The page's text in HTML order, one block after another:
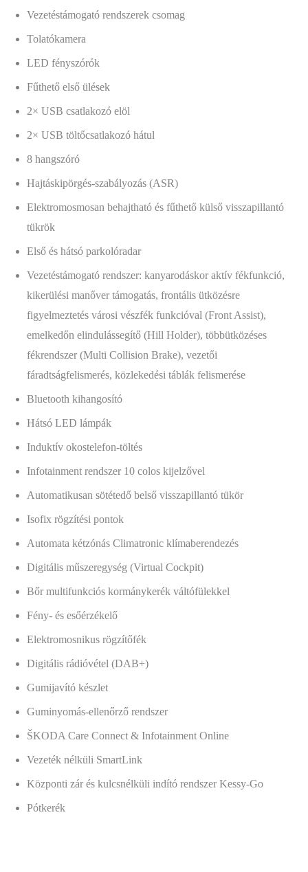
Vezetéstámogató rendszerek csomag
Tolatókamera
LED fényszórók
Fűthető első ülések
2× USB csatlakozó elöl
2× USB töltőcsatlakozó hátul
8 hangszóró
Hajtáskipörgés-szabályozás (ASR)
Elektromosmosan behajtható és fűthető külső visszapillantó
tükrök
Első és hátsó parkolóradar
Vezetéstámogató rendszer: kanyarodáskor aktív fékfunkció,
kikerülési manőver támogatás, frontális ütközésre
figyelmeztetés városi vészfék funkcióval (Front Assist),
emelkedőn elindulássegítő (Hill Holder), többütközéses
fékrendszer (Multi Collision Brake), vezetői
fáradtságfelismerés, közlekedési táblák felismerése
Bluetooth kihangosító
Hátsó LED lámpák
Induktív okostelefon-töltés
Infotainment rendszer 10 colos kijelzővel
Automatikusan sötétedő belső visszapillantó tükör
Isofix rögzítési pontok
Automata kétzónás Climatronic klímaberendezés
Digitális műszeregység (Virtual Cockpit)
Bőr multifunkciós kormánykerék váltófülekkel
Fény- és esőérzékelő
Elektromosnikus rögzítőfék
Digitális rádióvétel (DAB+)
Gumijavító készlet
Guminyomás-ellenőrző rendszer
ŠKODA Care Connect & Infotainment Online
Vezeték nélküli SmartLink
Központi zár és kulcsnélküli indító rendszer Kessy-Go
Pótkerék